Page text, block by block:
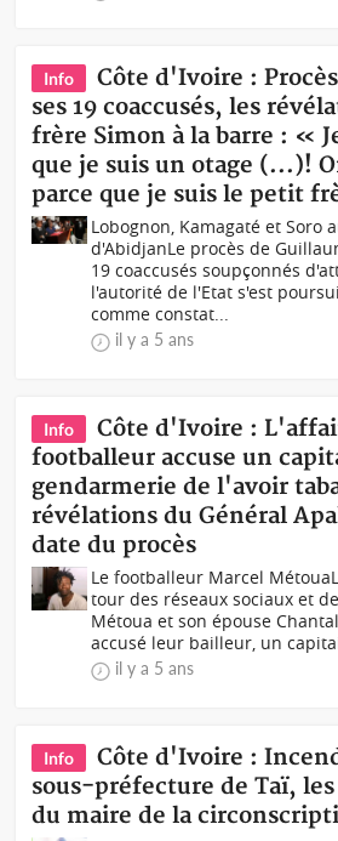
Info
Côte d'Ivoire :
ses 19 coaccusés, les
frère Simon à la barre : «
que je suis un otage (...)!
parce que je suis le petit
Lobognon, Kamagaté et Soro
d'AbidjanLe procès de
19 coaccusés soupçonnés
l'autorité de l'Etat s'est
comme constat...
il y a 5 ans
Info
Côte d'Ivoire :
footballeur accuse un
gendarmerie de l'avoir
révélations du Général
date du procès
Le footballeur Marcel
tour des réseaux sociaux et
Métoua et son épouse
accusé leur bailleur, un
il y a 5 ans
Info
Côte d'Ivoire :
sous-préfecture de Taï,
du maire de la